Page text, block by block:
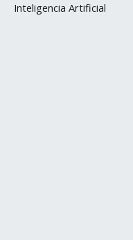
Inteligencia Artificial